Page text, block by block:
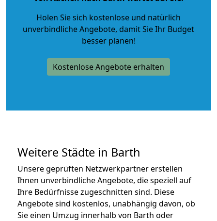
Holen Sie sich kostenlose und natürlich
unverbindliche Angebote, damit Sie Ihr Budget
besser planen!
Kostenlose Angebote erhalten
Weitere Städte in Barth
Unsere geprüften Netzwerkpartner erstellen
Ihnen unverbindliche Angebote, die speziell auf
Ihre Bedürfnisse zugeschnitten sind. Diese
Angebote sind kostenlos, unabhängig davon, ob
Sie einen Umzug innerhalb von Barth oder